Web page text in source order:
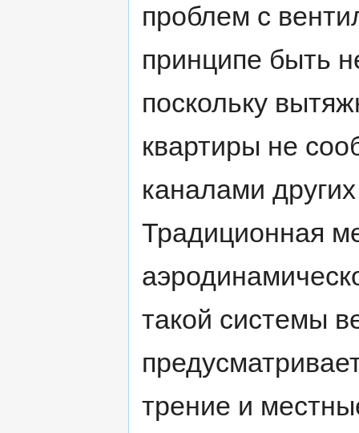
проблем с
принципе быть
поскольку
квартиры не
каналами
Традиционная
такой системы
трение и